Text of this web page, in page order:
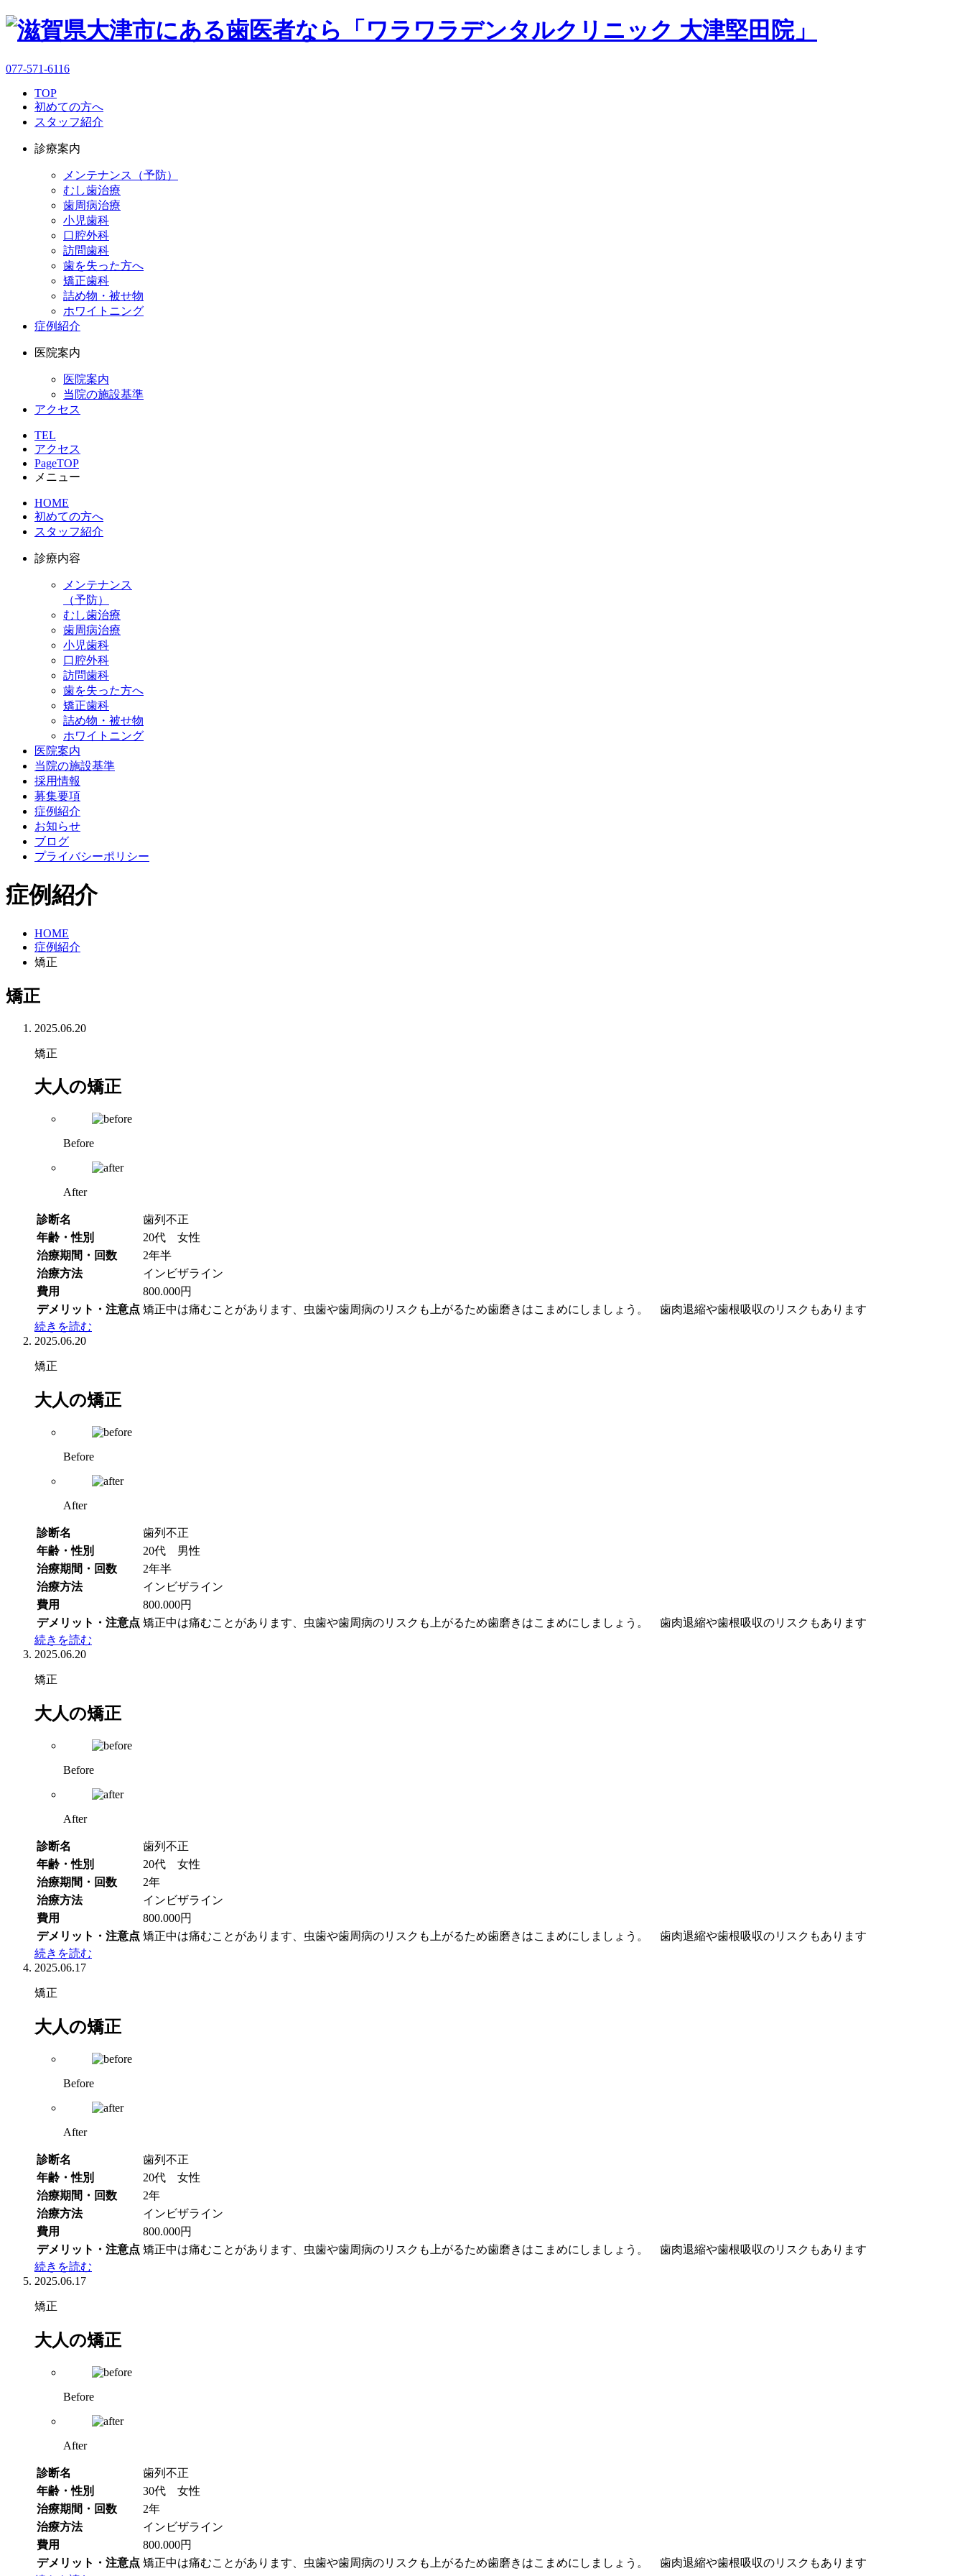
077-571-6116
TOP
初めての方へ
スタッフ紹介
診療案内
メンテナンス（予防）
むし歯治療
歯周病治療
小児歯科
口腔外科
訪問歯科
歯を失った方へ
矯正歯科
詰め物・被せ物
ホワイトニング
症例紹介
医院案内
医院案内
当院の施設基準
アクセス
TEL
アクセス
PageTOP
メニュー
HOME
初めての方へ
スタッフ紹介
診療内容
メンテナンス
（予防）
むし歯治療
歯周病治療
小児歯科
口腔外科
訪問歯科
歯を失った方へ
矯正歯科
詰め物・被せ物
ホワイトニング
医院案内
当院の施設基準
採用情報
募集要項
症例紹介
お知らせ
ブログ
プライバシーポリシー
症例紹介
HOME
症例紹介
矯正
矯正
2025.06.20
矯正
大人の矯正
Before
After
診断名
歯列不正
年齢・性別
20代 女性
治療期間・回数
2年半
治療方法
インビザライン
費用
800.000円
デメリット・注意点 矯正中は痛むことがあります、虫歯や歯周病のリスクも上がるため歯磨きはこまめにしましょう。 歯肉退縮や歯根吸収のリスクもあります
続きを読む
2025.06.20
矯正
大人の矯正
Before
After
診断名
歯列不正
年齢・性別
20代 男性
治療期間・回数
2年半
治療方法
インビザライン
費用
800.000円
デメリット・注意点 矯正中は痛むことがあります、虫歯や歯周病のリスクも上がるため歯磨きはこまめにしましょう。 歯肉退縮や歯根吸収のリスクもあります
続きを読む
2025.06.20
矯正
大人の矯正
Before
After
診断名
歯列不正
年齢・性別
20代 女性
治療期間・回数
2年
治療方法
インビザライン
費用
800.000円
デメリット・注意点 矯正中は痛むことがあります、虫歯や歯周病のリスクも上がるため歯磨きはこまめにしましょう。 歯肉退縮や歯根吸収のリスクもあります
続きを読む
2025.06.17
矯正
大人の矯正
Before
After
診断名
歯列不正
年齢・性別
20代 女性
治療期間・回数
2年
治療方法
インビザライン
費用
800.000円
デメリット・注意点 矯正中は痛むことがあります、虫歯や歯周病のリスクも上がるため歯磨きはこまめにしましょう。 歯肉退縮や歯根吸収のリスクもあります
続きを読む
2025.06.17
矯正
大人の矯正
Before
After
診断名
歯列不正
年齢・性別
30代 女性
治療期間・回数
2年
治療方法
インビザライン
費用
800.000円
デメリット・注意点 矯正中は痛むことがあります、虫歯や歯周病のリスクも上がるため歯磨きはこまめにしましょう。 歯肉退縮や歯根吸収のリスクもあります